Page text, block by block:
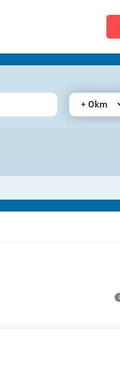
+ 0km